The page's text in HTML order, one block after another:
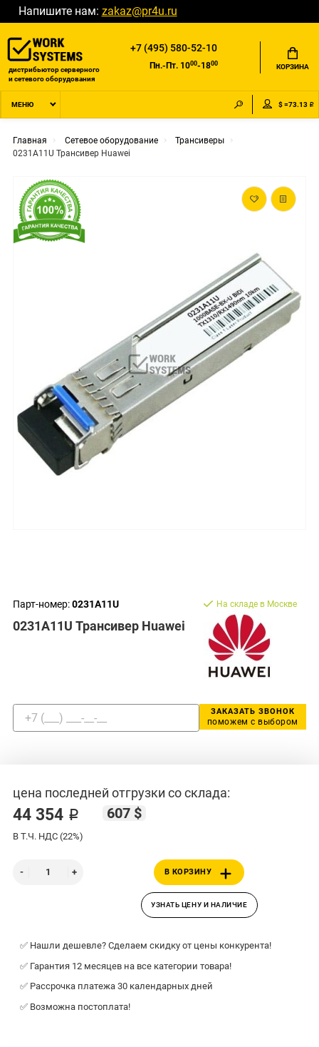
Напишите нам: zakaz@pr4u.ru
дистрибьютор серверного
и сетевого оборудования
+7 (495) 580-52-10
Пн.-Пт. 1000-1800 КОРЗИНА
МЕНЮ $ =73.13 ₽
Главная Сетевое оборудование
Трансиверы
0231A11U Трансивер Huawei
Парт-номер:0231A11U
0231A11U Трансивер Huawei
На складе в Москве
ЗАКАЗАТЬ ЗВОНОК
поможем с выбором
цена последней отгрузки со склада:
44 354 ₽ 607 $
В Т.Ч. НДС (22%)
В КОРЗИНУ
УЗНАТЬ ЦЕНУ И НАЛИЧИЕ
✅ Нашли дешевле? Сделаем скидку от цены конкурента!
✅ Гарантия 12 месяцев на все категории товара!
✅ Рассрочка платежа 30 календарных дней
✅ Возможна постоплата!